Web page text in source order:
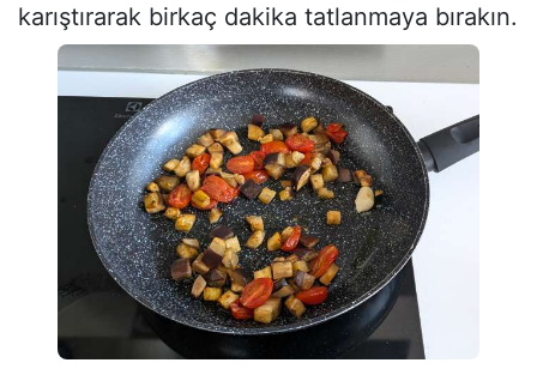
karıştırarak birkaç dakika tatlanmaya bırakın.